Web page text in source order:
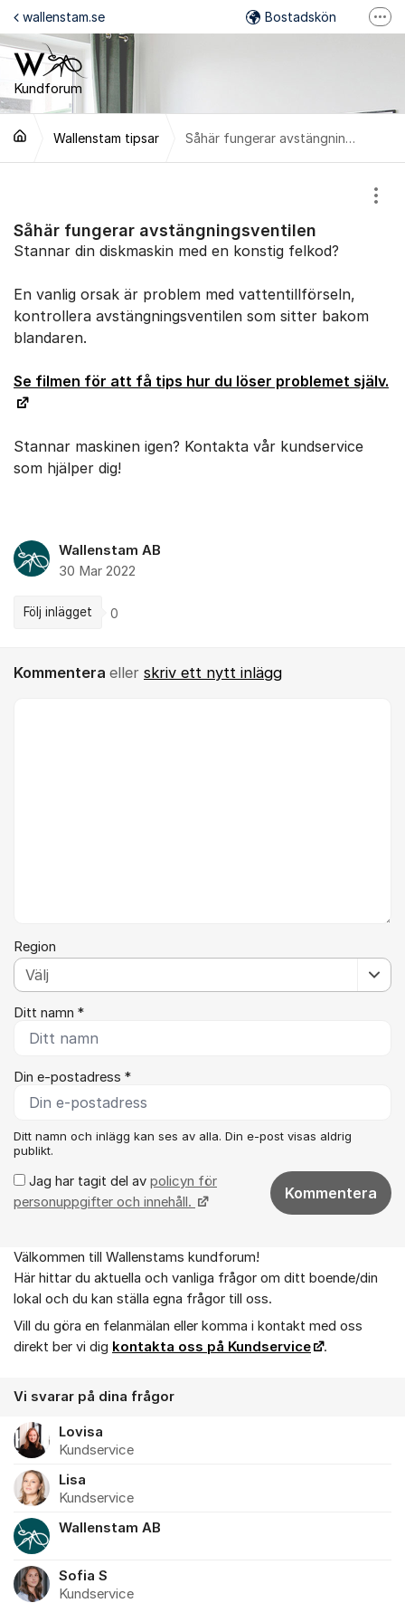
Hoppa till innehåll
Kundforum
wallenstam.se Bostadskön
Wallenstam på Facebook
Wallenstam på Instagram
Wallenstam tipsar Såhär fungerar avstängningsventilen
Såhär fungerar avstängningsventilen
Stannar din diskmaskin med en konstig felkod?
En vanlig orsak är problem med vattentillförseln,
kontrollera avstängningsventilen som sitter bakom
blandaren.
Se filmen för att få tips hur du löser problemet själv.
Stannar maskinen igen? Kontakta vår kundservice
som hjälper dig!
Wallenstam AB
30 Mar 2022
Följ inlägget 0
Kommentera eller skriv ett nytt inlägg
Region
Ditt namn *
Din e-postadress *
Ditt namn och inlägg kan ses av alla. Din e-post visas aldrig
publikt.
Jag har tagit del av policyn för
personuppgifter och innehåll.
Kommentera
Om forumet
Välkommen till Wallenstams kundforum!
Här hittar du aktuella och vanliga frågor om ditt boende/din
lokal och du kan ställa egna frågor till oss.
Vill du göra en felanmälan eller komma i kontakt med oss
direkt ber vi dig kontakta oss på Kundservice .
Vi svarar på dina frågor
Lovisa
Kundservice
Lisa
Kundservice
Wallenstam AB
Sofia S
Kundservice